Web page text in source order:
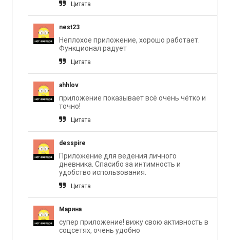
Цитата
nest23
Неплохое приложение, хорошо работает.
Функционал радует
Цитата
ahhlov
приложение показывает всё очень чётко и
точно!
Цитата
desspire
Приложение для ведения личного
дневника. Спасибо за интимность и
удобство использования.
Цитата
Марина
супер приложение! вижу свою активность в
соцсетях, очень удобно